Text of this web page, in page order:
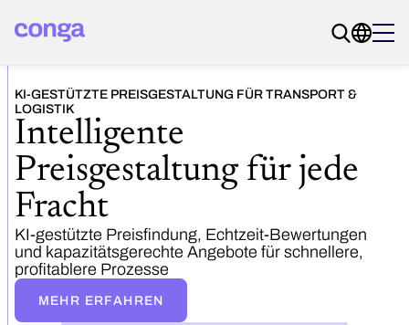
KI-GESTÜTZTE PREISGESTALTUNG FÜR TRANSPORT &
LOGISTIK
Intelligente
Preisgestaltung für jede
Fracht
KI-gestützte Preisfindung, Echtzeit-Bewertungen
und kapazitätsgerechte Angebote für schnellere,
profitablere Prozesse
MEHR ERFAHREN